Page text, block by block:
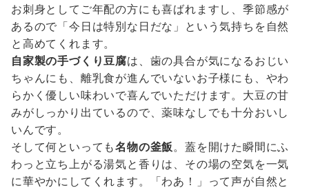
お刺身としてご年配の方にも喜ばれますし、季節感が
あるので「今日は特別な日だな」という気持ちを自然
と高めてくれます。
自家製の手づくり豆腐は、歯の具合が気になるおじい
ちゃんにも、離乳食が進んでいないお子様にも、やわ
らかく優しい味わいで喜んでいただけます。大豆の甘
みがしっかり出ているので、薬味なしでも十分おいし
いんです。
そして何といっても名物の釜飯。蓋を開けた瞬間にふ
わっと立ち上がる湯気と香りは、その場の空気を一気
に華やかにしてくれます。「わあ！」って声が自然と